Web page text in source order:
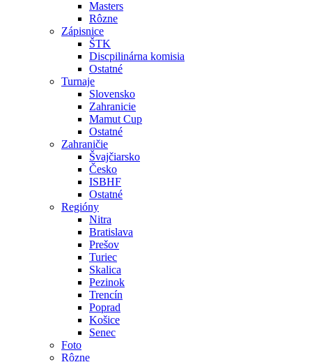
Masters
Rôzne
Zápisnice
ŠTK
Discpilinárna komisia
Ostatné
Turnaje
Slovensko
Zahranicie
Mamut Cup
Ostatné
Zahraničie
Švajčiarsko
Česko
ISBHF
Ostatné
Regióny
Nitra
Bratislava
Prešov
Turiec
Skalica
Pezinok
Trencín
Poprad
Košice
Senec
Foto
Rôzne